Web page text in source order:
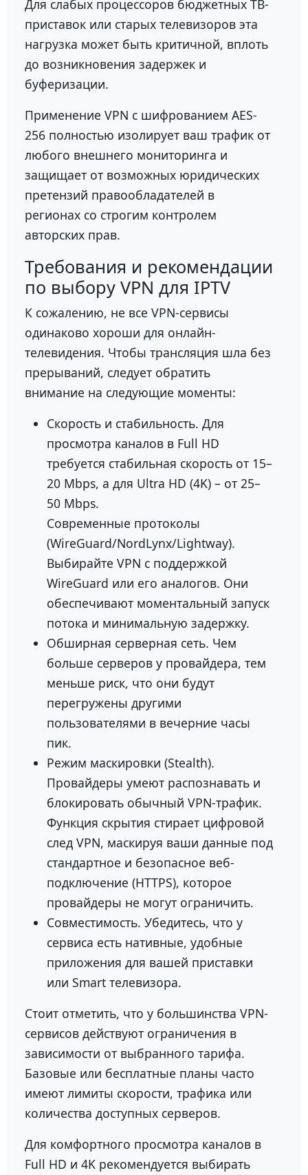
Для слабых процессоров бюджетных ТВ-
приставок или старых телевизоров эта
нагрузка может быть критичной, вплоть
до возникновения задержек и
буферизации.
Применение VPN c шифрованием AES-
256 полностью изолирует ваш трафик от
любого внешнего мониторинга и
защищает от возможных юридических
претензий правообладателей в
регионах со строгим контролем
авторских прав.
Требования и рекомендации
по выбору VPN для IPTV
К сожалению, не все VPN-сервисы
одинаково хороши для онлайн-
телевидения. Чтобы трансляция шла без
прерываний, следует обратить
внимание на следующие моменты:
Скорость и стабильность. Для
просмотра каналов в Full HD
требуется стабильная скорость от 15–
20 Mbps, а для Ultra HD (4K) – от 25–
50 Mbps.
Современные протоколы
(WireGuard/NordLynx/Lightway).
Выбирайте VPN с поддержкой
WireGuard или его аналогов. Они
обеспечивают моментальный запуск
потока и минимальную задержку.
Обширная серверная сеть. Чем
больше серверов у провайдера, тем
меньше риск, что они будут
перегружены другими
пользователями в вечерние часы
пик.
Режим маскировки (Stealth).
Провайдеры умеют распознавать и
блокировать обычный VPN-трафик.
Функция скрытия стирает цифровой
след VPN, маскируя ваши данные под
стандартное и безопасное веб-
подключение (HTTPS), которое
провайдеры не могут ограничить.
Совместимость. Убедитесь, что у
сервиса есть нативные, удобные
приложения для вашей приставки
или Smart телевизора.
Стоит отметить, что у большинства VPN-
сервисов действуют ограничения в
зависимости от выбранного тарифа.
Базовые или бесплатные планы часто
имеют лимиты скорости, трафика или
количества доступных серверов.
Для комфортного просмотра каналов в
Full HD и 4K рекомендуется выбирать